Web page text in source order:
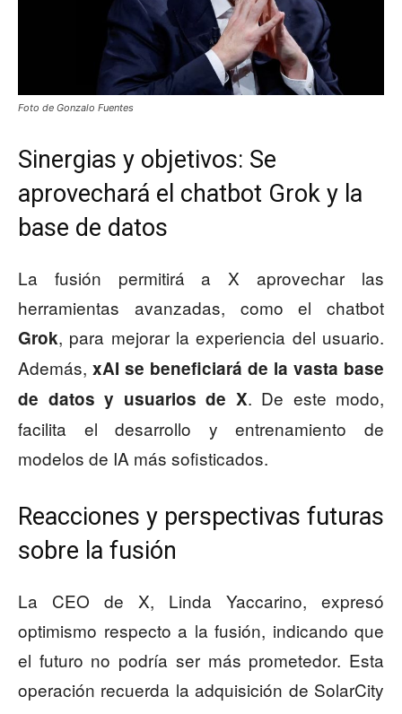
Foto de Gonzalo Fuentes
Sinergias y objetivos: Se
aprovechará el chatbot Grok y la
base de datos
La fusión permitirá a X aprovechar las
herramientas avanzadas, como el chatbot
Grok, para mejorar la experiencia del usuario.
Además, xAI se beneficiará de la vasta base
de datos y usuarios de X. De este modo,
facilita el desarrollo y entrenamiento de
modelos de IA más sofisticados.
Reacciones y perspectivas futuras
sobre la fusión
La CEO de X, Linda Yaccarino, expresó
optimismo respecto a la fusión, indicando que
el futuro no podría ser más prometedor. Esta
operación recuerda la adquisición de SolarCity